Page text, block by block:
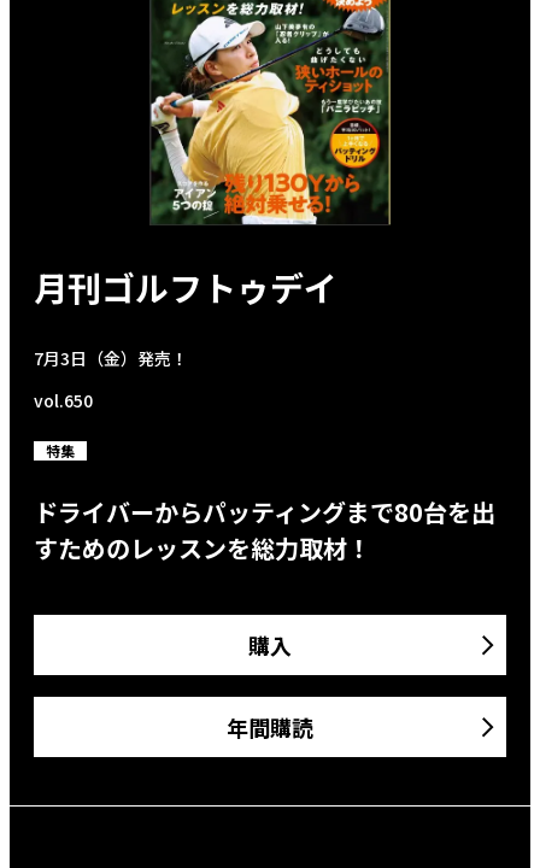
月刊ゴルフトゥデイ
7月3日（金）発売！
vol.650
特集
ドライバーからパッティングまで80台を出
すためのレッスンを総力取材！
購入
年間購読